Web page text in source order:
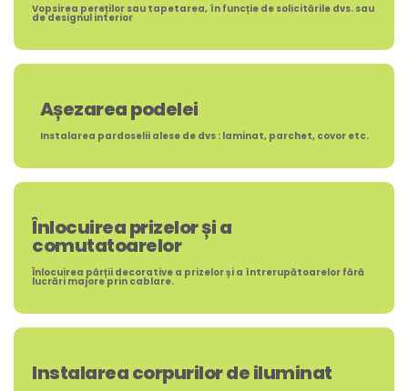
Vopsirea pereților sau tapetarea, în funcție de solicitările dvs. sau
de designul interior
Așezarea podelei
Instalarea pardoselii alese de dvs : laminat, parchet, covor etc.
Înlocuirea prizelor și a
comutatoarelor
Înlocuirea părții decorative a prizelor și a întrerupătoarelor fără
lucrări majore prin cablare.
Instalarea corpurilor de iluminat